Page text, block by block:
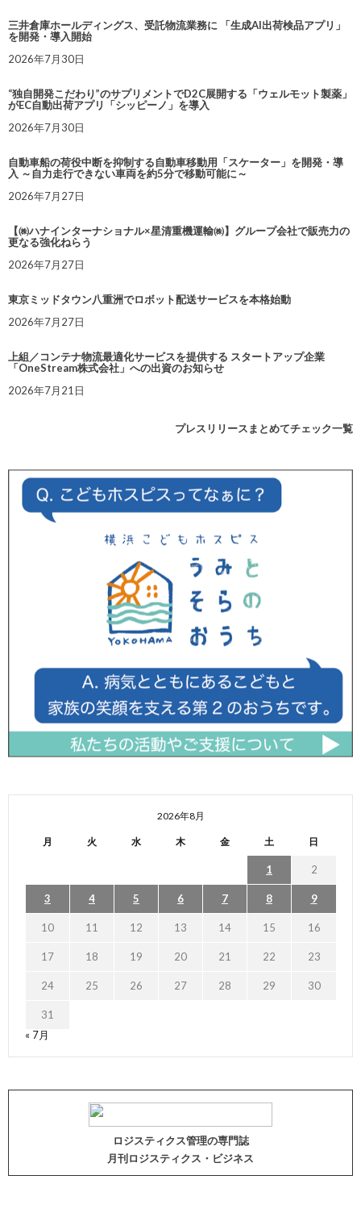
三井倉庫ホールディングス、受託物流業務に 「生成AI出荷検品アプリ」
を開発・導入開始
2026年7月30日
“独自開発こだわり”のサプリメントでD2C展開する「ウェルモット製薬」
がEC自動出荷アプリ「シッピーノ」を導入
2026年7月30日
自動車船の荷役中断を抑制する自動車移動用「スケーター」を開発・導
入 ～自力走行できない車両を約5分で移動可能に～
2026年7月27日
【㈱ハナインターナショナル×星清重機運輸㈱】グループ会社で販売力の
更なる強化ねらう
2026年7月27日
東京ミッドタウン八重洲でロボット配送サービスを本格始動
2026年7月27日
上組／コンテナ物流最適化サービスを提供する スタートアップ企業
「OneStream株式会社」への出資のお知らせ
2026年7月21日
プレスリリースまとめてチェック一覧
2026年8月
月 火 水 木 金 土 日
1 2
3 4 5 6 7 8 9
10 11 12 13 14 15 16
17 18 19 20 21 22 23
24 25 26 27 28 29 30
31
« 7月
ロジスティクス管理の専門誌
月刊ロジスティクス・ビジネス